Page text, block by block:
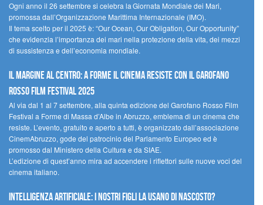
Ogni anno il 26 settembre si celebra la Giornata Mondiale dei Mari,
promossa dall’Organizzazione Marittima Internazionale (IMO).
Il tema scelto per il 2025 è: “Our Ocean, Our Obligation, Our Opportunity”
che evidenzia l’importanza dei mari nella protezione della vita, dei mezzi
di sussistenza e dell’economia mondiale.
Il margine al centro: a Forme il cinema resiste con il Garofano
Rosso Film Festival 2025
Al via dal 1 al 7 settembre, alla quinta edizione del Garofano Rosso Film
Festival a Forme di Massa d’Albe in Abruzzo, emblema di un cinema che
resiste. L’evento, gratuito e aperto a tutti, è organizzato dall’associazione
CinemAbruzzo, gode del patrocinio del Parlamento Europeo ed è
promosso dal Ministero della Cultura e da SIAE.
L’edizione di quest’anno mira ad accendere i riflettori sulle nuove voci del
cinema italiano.
Intelligenza artificiale: i nostri figli la usano di nascosto?